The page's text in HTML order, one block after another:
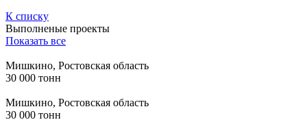
К списку
Выполненые проекты
Показать все
Мишкино, Ростовская область
30 000 тонн
Мишкино, Ростовская область
30 000 тонн